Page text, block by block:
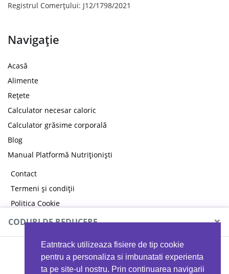
Eatntrack utilizeaza fisiere de tip cookie
pentru a personaliza si imbunatati experienta
ta pe site-ul nostru. Prin continuarea navigarii
Registrul Comerțului: J12/1798/2021
Navigație
Acasă
Alimente
Rețete
Calculator necesar caloric
Calculator grăsime corporală
Blog
Manual Platformă Nutriționiști
Contact
Termeni și condiții
Politica Cookie
Politica de confidențialitate
CODURI DE REDUCERE ×
MYPROTEIN